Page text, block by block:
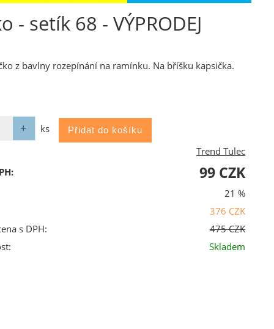
setík 68 - VÝPRODEJ
z bavlny rozepínání na ramínku. Na bříšku kapsička.
ks
Trend Tulec
99 CZK
21 %
376 CZK
s DPH:
475 CZK
Skladem